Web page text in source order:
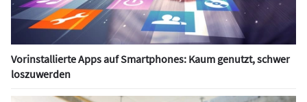
Vorinstallierte Apps auf Smartphones: Kaum genutzt, schwer
loszuwerden